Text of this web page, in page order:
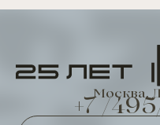
Москва,
+7 /